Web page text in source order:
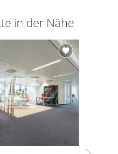
in der Nähe